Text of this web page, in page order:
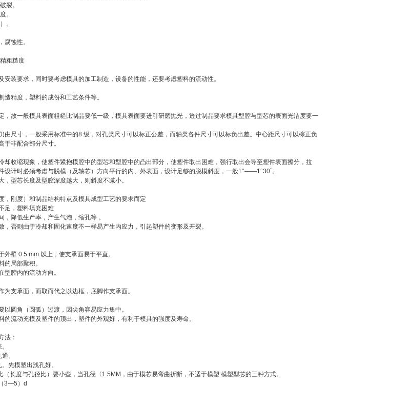
裂。
。
。
腐蚀性。
粗糙度
安装要求，同时要考虑模具的加工制造，设备的性能，还要考虑塑料的流动性。
造精度，塑料的成份和工艺条件等。
，故一般模具表面粗糙比制品要低一级，模具表面要进引研磨抛光，透过制品要求模具型腔与型芯的表面光洁度要一
由尺寸，一般采用标准中的8 级，对孔类尺寸可以标正公差，而轴类各件尺寸可以标负出差。中心距尺寸可以棕正负
于非配合部分尺寸。
却收缩现象，使塑件紧抱模腔中的型芯和型腔中的凸出部分，使塑件取出困难，强行取出会导至塑件表面擦分，拉
设计时必须考虑与脱模（及轴芯）方向平行的内、外表面，设计足够的脱模斜度，一般1°——1°30`。
，型芯长度及型腔深度越大，则斜度不减小。
，刚度）和制品结构特点及模具成型工艺的要求而定
足，塑料填充困难
，降低生产率，产生气泡，缩孔等 。
，否则由于冷却和固化速度不一样易产生内应力，引起塑件的变形及开裂。
外壁 0.5 mm 以上，使支承面易于平直。
的局部聚积。
型腔内的流动方向。
为支承面，而取而代之以边框，底脚作支承面。
以圆角（圆弧）过渡，因尖角容易应力集中。
的流动充模及塑件的顶出，塑件的外观好，有利于模具的强度及寿命。
法：
。
先模塑出浅孔好。
（长度与孔径比）要小些，当孔径〈1.5MM，由于模芯易弯曲折断，不适于模塑 模塑型芯的三种方式。
3—5）d